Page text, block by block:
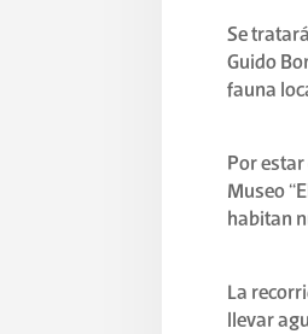
Se
Guido
fauna
Por
Museo
habitan
La
llevar